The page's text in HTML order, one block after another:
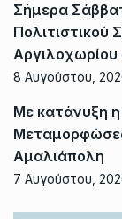
Σήμερα
8 Αυγούστου,
Με κατάνυξη
Αμαλιάπολη
7 Αυγούστου,